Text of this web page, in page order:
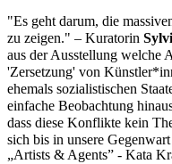
"Es geht darum, die
zu zeigen." – Kuratorin
aus der Ausstellung welche
'Zersetzung' von
ehemals sozialistischen
einfache Beobachtung
dass diese Konflikte kein
sich bis in unsere
„Artists & Agents” - Kata